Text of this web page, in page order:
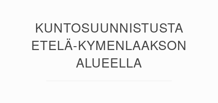
KUNTOSUUNNISTUSTA
ETELÄ-KYMENLAAKSON
ALUEELLA